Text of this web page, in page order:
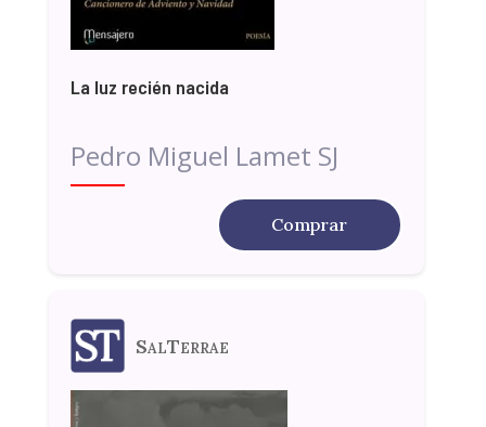
La luz recién nacida
Pedro Miguel Lamet SJ
Comprar
SalTerrae